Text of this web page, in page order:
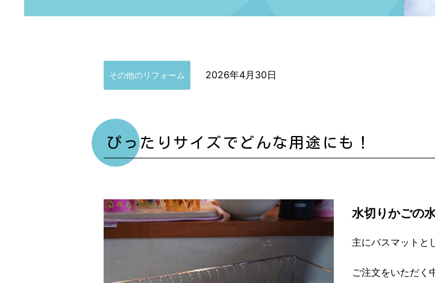
その他のリフォーム 2026年4月30日
ぴったりサイズでどんな用途にも！
水切りかごの
主にバスマットと
ご注文をいただく